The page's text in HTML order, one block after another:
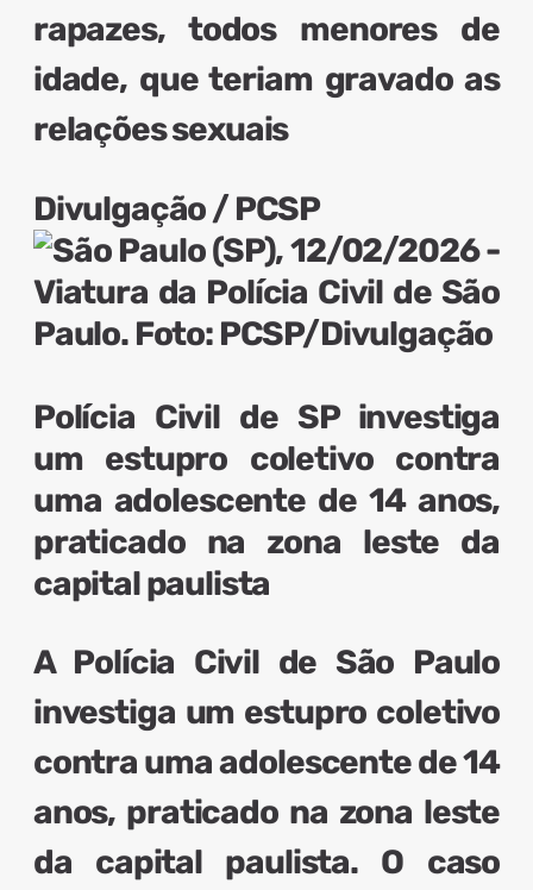
rapazes, todos menores de
idade, que teriam gravado as
relações sexuais
Divulgação / PCSP
Polícia Civil de SP investiga
um estupro coletivo contra
uma adolescente de 14 anos,
praticado na zona leste da
capital paulista
A Polícia Civil de São Paulo
investiga um estupro coletivo
contra uma adolescente de 14
anos, praticado na zona leste
da capital paulista. O caso